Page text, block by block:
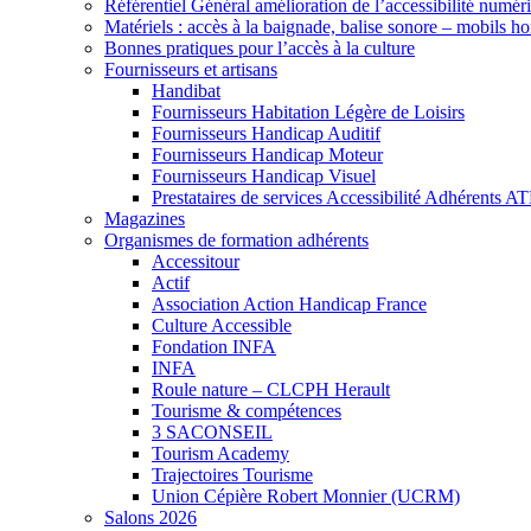
Référentiel Général amélioration de l’accessibilité
Matériels : accès à la baignade, balise sonore – mobils
Bonnes pratiques pour l’accès à la culture
Fournisseurs et artisans
Handibat
Fournisseurs Habitation Légère de Loisirs
Fournisseurs Handicap Auditif
Fournisseurs Handicap Moteur
Fournisseurs Handicap Visuel
Prestataires de services Accessibilité Adhérents
Magazines
Organismes de formation adhérents
Accessitour
Actif
Association Action Handicap France
Culture Accessible
Fondation INFA
INFA
Roule nature – CLCPH Herault
Tourisme & compétences
3 SACONSEIL
Tourism Academy
Trajectoires Tourisme
Union Cépière Robert Monnier (UCRM)
Salons 2026